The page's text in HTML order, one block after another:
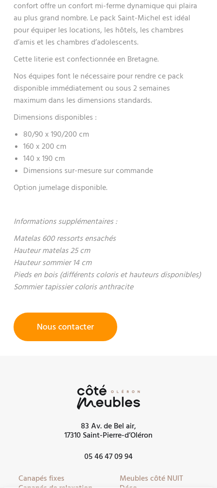
confort offre un confort mi-ferme dynamique qui plaira
au plus grand nombre. Le pack Saint-Michel est idéal
pour équiper les locations, les hôtels, les chambres
d’amis et les chambres d’adolescents.
Cette literie est confectionnée en Bretagne.
Nos équipes font le nécessaire pour rendre ce pack
disponible immédiatement ou sous 2 semaines
maximum dans les dimensions standards.
Dimensions disponibles :
80/90 x 190/200 cm
160 x 200 cm
140 x 190 cm
Dimensions sur-mesure sur commande
Option jumelage disponible.
Informations supplémentaires :
Matelas 600 ressorts ensachés
Hauteur matelas 25 cm
Hauteur sommier 14 cm
Pieds en bois (différents coloris et hauteurs disponibles)
Sommier tapissier coloris anthracite
Nous contacter
83 Av. de Bel air,
17310 Saint-Pierre-d’Oléron
05 46 47 09 94
Canapés fixes
Meubles côté NUIT